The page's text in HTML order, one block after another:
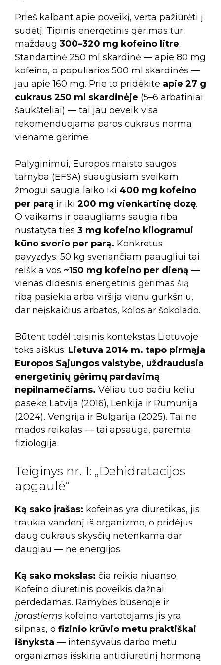
Prieš kalbant apie poveikį, verta pažiūrėti į
sudėtį. Tipinis energetinis gėrimas turi
maždaug 300–320 mg kofeino litre.
Standartinė 250 ml skardinė — apie 80 mg
kofeino, o populiarios 500 ml skardinės —
jau apie 160 mg. Prie to pridėkite apie 27 g
cukraus 250 ml skardinėje (5–6 arbatiniai
šaukšteliai) — tai jau beveik visa
rekomenduojama paros cukraus norma
viename gėrime.
Palyginimui, Europos maisto saugos
tarnyba (EFSA) suaugusiam sveikam
žmogui saugia laiko iki 400 mg kofeino
per parą ir iki 200 mg vienkartinę dozę.
O vaikams ir paaugliams saugia riba
nustatyta ties 3 mg kofeino kilogramui
kūno svorio per parą. Konkretus
pavyzdys: 50 kg sveriančiam paaugliui tai
reiškia vos ~150 mg kofeino per dieną —
vienas didesnis energetinis gėrimas šią
ribą pasiekia arba viršija vienu gurkšniu,
dar neįskaičius arbatos, kolos ar šokolado.
Būtent todėl teisinis kontekstas Lietuvoje
toks aiškus: Lietuva 2014 m. tapo pirmąja
Europos Sąjungos valstybe, uždraudusia
energetinių gėrimų pardavimą
nepilnamečiams. Vėliau tuo pačiu keliu
pasekė Latvija (2016), Lenkija ir Rumunija
(2024), Vengrija ir Bulgarija (2025). Tai ne
mados reikalas — tai apsauga, paremta
fiziologija.
Teiginys nr. 1: „Dehidratacijos
apgaulė“
Ką sako įrašas: kofeinas yra diuretikas, jis
traukia vandenį iš organizmo, o pridėjus
daug cukraus skysčių netenkama dar
daugiau — ne energijos.
Ką sako mokslas: čia reikia niuanso.
Kofeino diuretinis poveikis dažnai
perdedamas. Ramybės būsenoje ir
įprastiems kofeino vartotojams jis yra
silpnas, o fizinio krūvio metu praktiškai
išnyksta — intensyvaus darbo metu
organizmas išskiria antidiuretinį hormoną